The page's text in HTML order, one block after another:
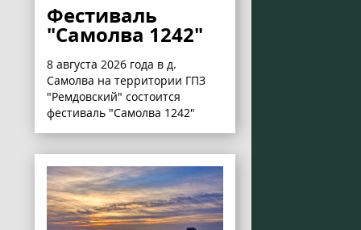
Фестиваль
"Самолва 1242"
8 августа 2026 года в д.
Самолва на территории ГПЗ
"Ремдовский" состоится
фестиваль "Самолва 1242"